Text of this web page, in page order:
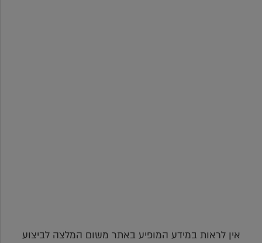
אין לראות במידע המופיע באתר משום המלצה לביצוע